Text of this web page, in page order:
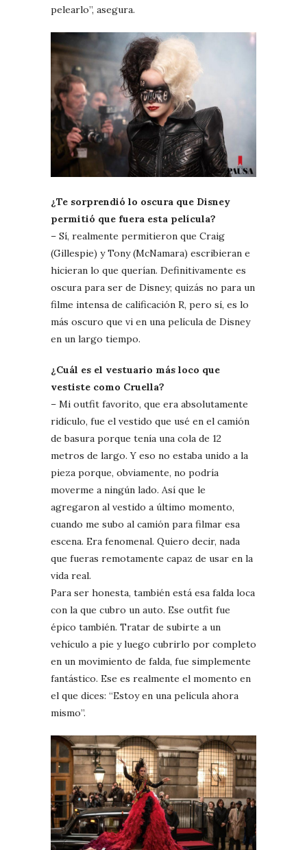
pelearlo”, asegura.
¿Te sorprendió lo oscura que Disney
permitió que fuera esta película?
– Sí, realmente permitieron que Craig
(Gillespie) y Tony (McNamara) escribieran e
hicieran lo que querían. Definitivamente es
oscura para ser de Disney; quizás no para un
filme intensa de calificación R, pero sí, es lo
más oscuro que vi en una película de Disney
en un largo tiempo.
¿Cuál es el vestuario más loco que
vestiste como Cruella?
– Mi outfit favorito, que era absolutamente
ridículo, fue el vestido que usé en el camión
de basura porque tenía una cola de 12
metros de largo. Y eso no estaba unido a la
pieza porque, obviamente, no podría
moverme a ningún lado. Así que le
agregaron al vestido a último momento,
cuando me subo al camión para filmar esa
escena. Era fenomenal. Quiero decir, nada
que fueras remotamente capaz de usar en la
vida real.
Para ser honesta, también está esa falda loca
con la que cubro un auto. Ese outfit fue
épico también. Tratar de subirte a un
vehículo a pie y luego cubrirlo por completo
en un movimiento de falda, fue simplemente
fantástico. Ese es realmente el momento en
el que dices: “Estoy en una película ahora
mismo”.